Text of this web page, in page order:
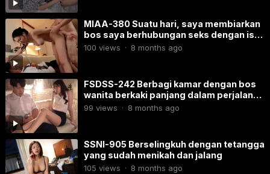
MIAA-380 Suatu hari, saya membiarkan
bos saya berhubungan seks dengan istri
saya.
100 views · 8 months ago
FSDSS-242 Berbagi kamar dengan bos
wanita berkaki panjang dalam perjalanan
bisnis
99 views · 8 months ago
SSNI-905 Berselingkuh dengan tetangga
yang sudah menikah dan jalang
105 views · 8 months ago